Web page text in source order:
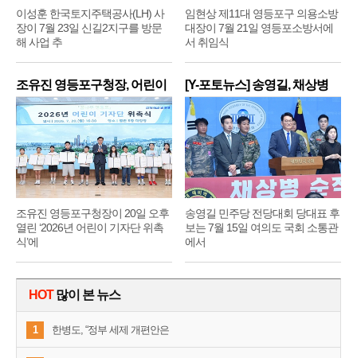
이성훈 한국토지주택공사(LH) 사
장이 7월 23일 신길2지구를 방문
해 사업 추
임현상 제11대 영등포구 의용소방
대장이 7월 21일 영등포소방서에
서 취임식
조유진 영등포구청장, 어린이
기
조유진 영등포구청장이 20일 오후
열린 ‘2026년 어린이 기자단 위촉
식’에
[Y-포토뉴스] 송영길, 채상병
순
송영길 민주당 전당대회 당대표 후
보는 7월 15일 여의도 국회 소통관
에서
HOT많이 본 뉴스
1 한병도, “정부 세제 개편안은